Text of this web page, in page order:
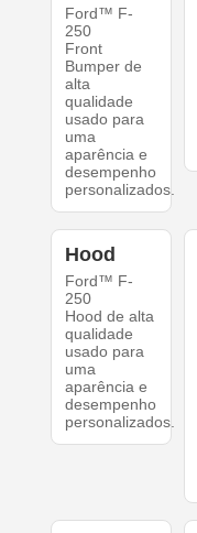
Ford™ F-
250
Front
Bumper de
alta
qualidade
usado para
uma
aparência e
desempenho
personalizados.
Hood
Ford™ F-
250
Hood de alta
qualidade
usado para
uma
aparência e
desempenho
personalizados.